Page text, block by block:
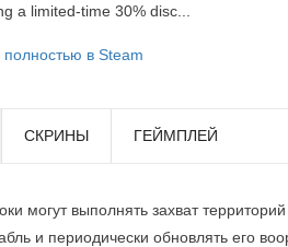
a limited-time 30% disc...
полностью в Steam
СКРИНЫ ГЕЙМПЛЕЙ
могут выполнять захват
и периодически обновлять его